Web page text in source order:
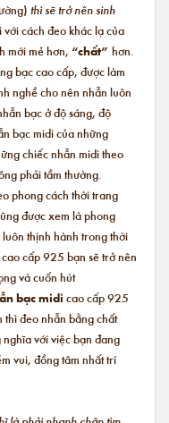
thì sẽ trở nên sinh
cách đeo khác lạ của
mới mẻ hơn, “chất” hơn.
bạc cao cấp, được làm
nghề cho nên nhẫn luôn
bạc ở độ sáng, độ
bạc midi của những
chiếc nhẫn midi theo
phải tầm thường.
phong cách thời trang
được xem là phong
thịnh hành trong thời
cấp 925 bạn sẽ trở nên
và cuốn hút
bạc midi cao cấp 925
thì đeo nhẫn bằng chất
với việc bạn đang
vui, đồng tâm nhất trí